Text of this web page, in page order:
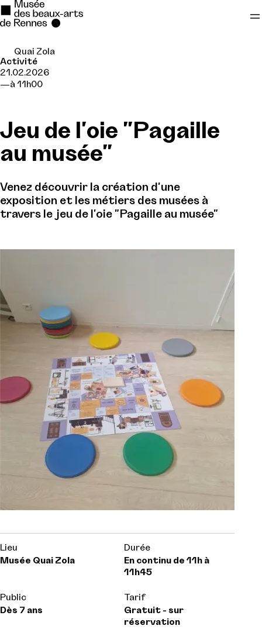
Se rendre au
Contenu principal
Quai Zola
Activité
21.02.2026
à 11h00
Jeu de l'oie "Pagaille
au musée"
Venez découvrir la création d'une
exposition et les métiers des musées à
travers le jeu de l'oie "Pagaille au musée"
Lieu
Musée Quai Zola
Durée
En continu de 11h à
11h45
Public
Dès 7 ans
Tarif
Gratuit - sur
réservation